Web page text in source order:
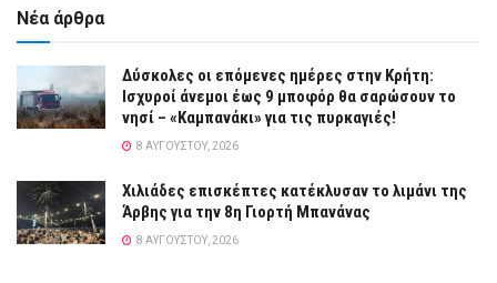
Νέα άρθρα
Δύσκολες οι επόμενες ημέρες στην Κρήτη:
Ισχυροί άνεμοι έως 9 μποφόρ θα σαρώσουν το
νησί – «Καμπανάκι» για τις πυρκαγιές!
8 ΑΥΓΟΎΣΤΟΥ, 2026
Χιλιάδες επισκέπτες κατέκλυσαν το λιμάνι της
Άρβης για την 8η Γιορτή Μπανάνας
8 ΑΥΓΟΎΣΤΟΥ, 2026